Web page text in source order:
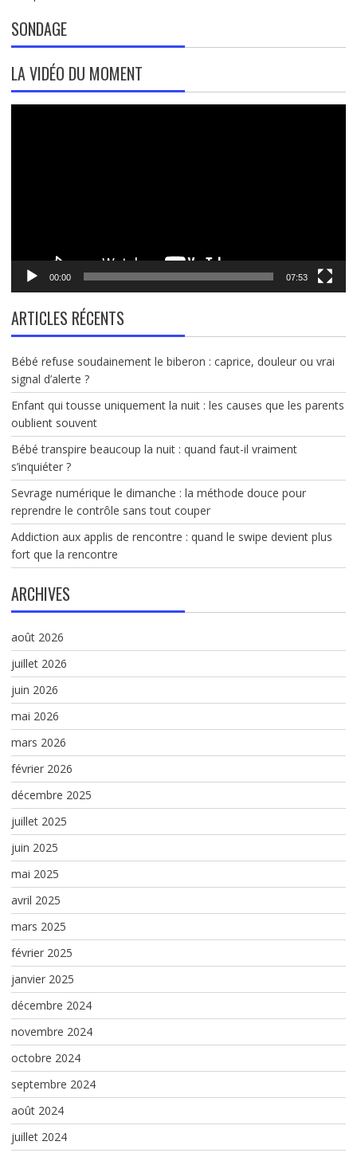
SONDAGE
LA VIDÉO DU MOMENT
00:00 07:53
ARTICLES RÉCENTS
Bébé refuse soudainement le biberon : caprice, douleur ou vrai
signal d’alerte ?
Enfant qui tousse uniquement la nuit : les causes que les parents
oublient souvent
Bébé transpire beaucoup la nuit : quand faut-il vraiment
s’inquiéter ?
Sevrage numérique le dimanche : la méthode douce pour
reprendre le contrôle sans tout couper
Addiction aux applis de rencontre : quand le swipe devient plus
fort que la rencontre
ARCHIVES
août 2026
juillet 2026
juin 2026
mai 2026
mars 2026
février 2026
décembre 2025
juillet 2025
juin 2025
mai 2025
avril 2025
mars 2025
février 2025
janvier 2025
décembre 2024
novembre 2024
octobre 2024
septembre 2024
août 2024
juillet 2024